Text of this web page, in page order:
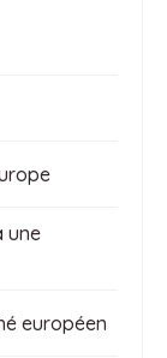
une
européen